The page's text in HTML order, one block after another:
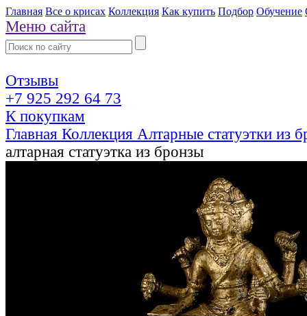
Главная Все о крисах Коллекция Как купить Подбор Обучение
Меню сайта
Отзывы
+7 925 292 64 73
К покупкам
Главная Коллекция Алтарные статуэтки из
алтарная статуэтка из бронзы